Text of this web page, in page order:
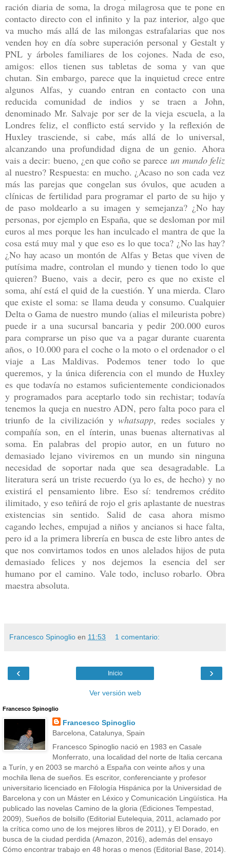
ración diaria de soma, la droga milagrosa que te pone en
contacto directo con el infinito y la paz interior, algo que
va mucho más allá de las milongas estrafalarias que nos
venden hoy en día sobre superación personal y Gestalt y
PNL y árboles familiares de los cojones. Nada de eso,
amigos: ellos tienen sus tabletas de soma y van que
chutan. Sin embargo, parece que la inquietud crece entre
algunos Alfas, y cuando entran en contacto con una
reducida comunidad de indios y se traen a John,
denominado Mr. Salvaje por ser de la vieja escuela, a la
Londres feliz, el conflicto está servido y la reflexión de
Huxley trasciende, si cabe, más allá de lo universal,
alcanzando una profundidad digna de un genio. Ahora
vais a decir: bueno, ¿en que coño se parece un mundo feliz
al nuestro? Respuesta: en mucho. ¿Acaso no son cada vez
más las parejas que congelan sus óvulos, que acuden a
clínicas de fertilidad para programar el parto de su hijo y
de paso moldearlo a su imagen y semejanza? ¿No hay
personas, por ejemplo en España, que se desloman por mil
euros al mes porque les han inculcado el mantra de que la
cosa está muy mal y que eso es lo que toca? ¿No las hay?
¿No hay acaso un montón de Alfas y Betas que viven de
putísima madre, controlan el mundo y tienen todo lo que
quieren? Bueno, vais a decir, pero es que no existe el
soma, ahí está el quid de la cuestión. Y una mierda. Claro
que existe el soma: se llama deuda y consumo. Cualquier
Delta o Gama de nuestro mundo (alias el mileurista pobre)
puede ir a una sucursal bancaria y pedir 200.000 euros
para comprarse un piso que va a pagar durante cuarenta
años, o 10.000 para el coche o la moto o el ordenador o el
viaje a Las Maldivas. Podemos tener todo lo que
queremos, y la única diferencia con el mundo de Huxley
es que todavía no estamos suficientemente condicionados
y programados para aceptarlo todo sin rechistar; todavía
tenemos la queja en nuestro ADN, pero falta poco para el
triunfo de la civilización ywhatsapp, redes sociales y
compañía son, en el ínterin, unas buenas alternativas al
soma. En palabras del propio autor, en un futuro no
demasiado lejano viviremos en un mundo sin ninguna
necesidad de soportar nada que sea desagradable. La
literatura será un triste recuerdo (ya lo es, de hecho) y no
existirá el pensamiento libre. Eso sí: tendremos crédito
ilimitado, y eso teñirá de rojo el gris aplastante de nuestras
existencias sin sentido. Salid de casa ahora mismo
cagando leches, empujad a niños y ancianos si hace falta,
pero id a la primera librería en busca de este libro antes de
que nos convirtamos todos en unos alelados hijos de puta
demasiado felices y nos dejemos la esencia del ser
humano por el camino. Vale todo, incluso robarlo. Obra
maestra absoluta.
Francesco Spinoglio en 11:53 1 comentario:
‹ ›
Inicio
Ver versión web
Francesco Spinoglio
Francesco Spinoglio
Barcelona, Catalunya, Spain
Francesco Spinoglio nació en 1983 en Casale
Monferrato, una localidad del norte de Italia cercana
a Turín, y en 2003 se marchó a España con veinte años y una
mochila llena de sueños. Es escritor, conferenciante y profesor
universitario licenciado en Filología Hispánica por la Universidad de
Barcelona y con un Máster en Léxico y Comunicación Lingüística. Ha
publicado las novelas Camino de la gloria (Ediciones Tempestad,
2009), Sueños de bolsillo (Editorial Eutelequia, 2011, aclamado por
la crítica como uno de los mejores libros de 2011), y El Dorado, en
busca de la ciudad perdida (Amazon, 2016), además del ensayo
Cómo encontrar trabajo en 48 horas o menos (Editorial Base, 2014).